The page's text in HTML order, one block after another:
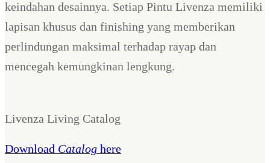
keindahan desainnya. Setiap Pintu Livenza memiliki
lapisan khusus dan finishing yang memberikan
perlindungan maksimal terhadap rayap dan
mencegah kemungkinan lengkung.
Livenza Living Catalog
Download Catalog here